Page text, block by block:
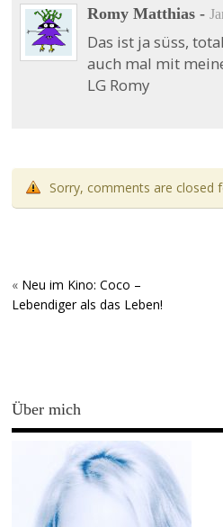
Romy Matthias -
Das ist ja süss,
auch mal mit
LG Romy
Sorry, comments are closed
« Neu im Kino: Coco –
Lebendiger als das Leben!
Über mich